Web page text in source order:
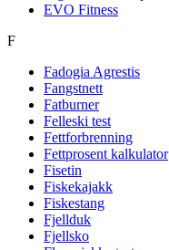
EVO Fitness
F
Fadogia Agrestis
Fangstnett
Fatburner
Felleski test
Fettforbrenning
Fettprosent kalkulator
Fisetin
Fiskekajakk
Fiskestang
Fjellduk
Fjellsko